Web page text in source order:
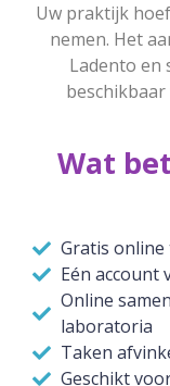
Uw praktijk
nemen. Het
Ladento en
Wat
Gratis
Eén account
Online
laboratoria
Taken
Geschikt